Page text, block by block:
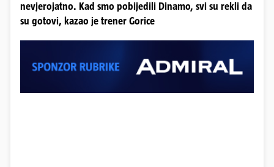
nevjerojatno. Kad smo pobijedili Dinamo, svi su rekli da
su gotovi, kazao je trener Gorice